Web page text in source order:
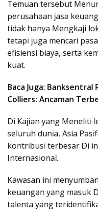
Temuan tersebut
perusahaan jasa
tidak hanya Mengkaji
tetapi juga mencari
efisiensi biaya, serta
kuat.
Baca Juga: Banksentral
Colliers: Ancaman
Di Kajian yang Meneliti
seluruh dunia, Asia
kontribusi terbesar Di
Internasional.
Kawasan ini
keuangan yang masuk
talenta yang